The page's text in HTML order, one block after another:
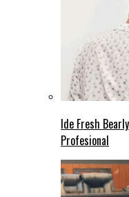
Ide Fresh
Profesional